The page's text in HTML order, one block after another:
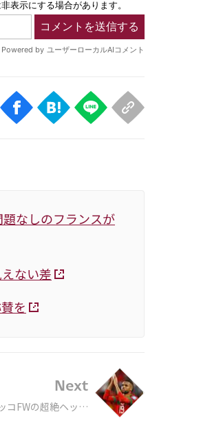
なしのフランスが
ない差
を
Next
コFWの超絶ヘッド